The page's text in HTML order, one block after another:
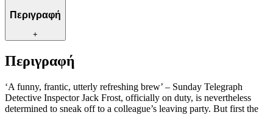
Περιγραφή
+
Περιγραφή
‘A funny, frantic, utterly refreshing brew’ – Sunday Telegraph
Detective Inspector Jack Frost, officially on duty, is nevertheless
determined to sneak off to a colleague’s leaving party. But first the